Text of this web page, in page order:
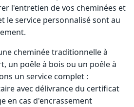
l'entretien de vos cheminées et
le service personnalisé sont au
cheminée traditionnelle à
un poêle à bois ou un poêle à
un service complet :
avec délivrance du certificat
en cas d'encrassement